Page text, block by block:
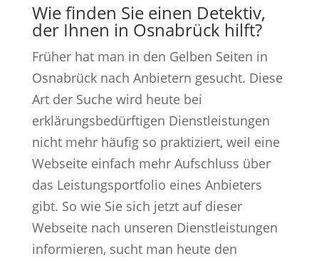
Wie finden Sie einen Detektiv,
der Ihnen in Osnabrück hilft?
Früher hat man in den Gelben Seiten in
Osnabrück nach Anbietern gesucht. Diese
Art der Suche wird heute bei
erklärungsbedürftigen Dienstleistungen
nicht mehr häufig so praktiziert, weil eine
Webseite einfach mehr Aufschluss über
das Leistungsportfolio eines Anbieters
gibt. So wie Sie sich jetzt auf dieser
Webseite nach unseren Dienstleistungen
informieren, sucht man heute den